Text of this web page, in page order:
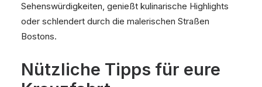
Sehenswürdigkeiten, genießt kulinarische Highlights
oder schlendert durch die malerischen Straßen
Bostons.
Nützliche Tipps für eure